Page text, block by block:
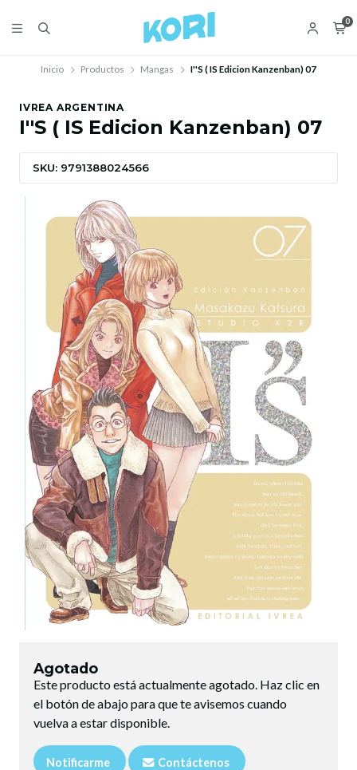
0
Inicio Productos Mangas I''S ( IS Edicion Kanzenban) 07
IVREA ARGENTINA
I''S ( IS Edicion Kanzenban) 07
SKU: 9791388024566
Agotado
Este producto está actualmente agotado. Haz clic en
el botón de abajo para que te avisemos cuando
vuelva a estar disponible.
Notificarme Contáctenos